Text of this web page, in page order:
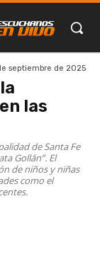
septiembre de 2025
las
de Santa Fe
Gollán”. El
de niños y niñas
como el